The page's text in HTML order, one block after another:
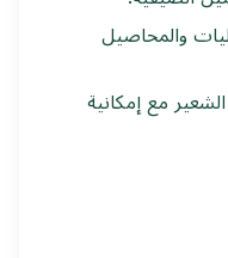
والمحاصيل
الشعير مع إمكانية